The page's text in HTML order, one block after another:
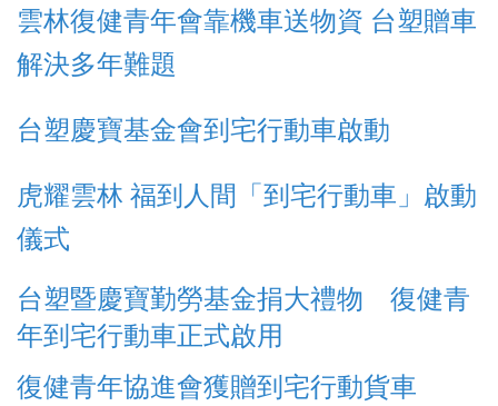
雲林復健青年會靠機車送物資 台塑贈車
解決多年難題
台塑慶寶基金會到宅行動車啟動
虎耀雲林 福到人間「到宅行動車」啟動
儀式
台塑暨慶寶勤勞基金捐大禮物 復健青
年到宅行動車正式啟用
復健青年協進會獲贈到宅行動貨車